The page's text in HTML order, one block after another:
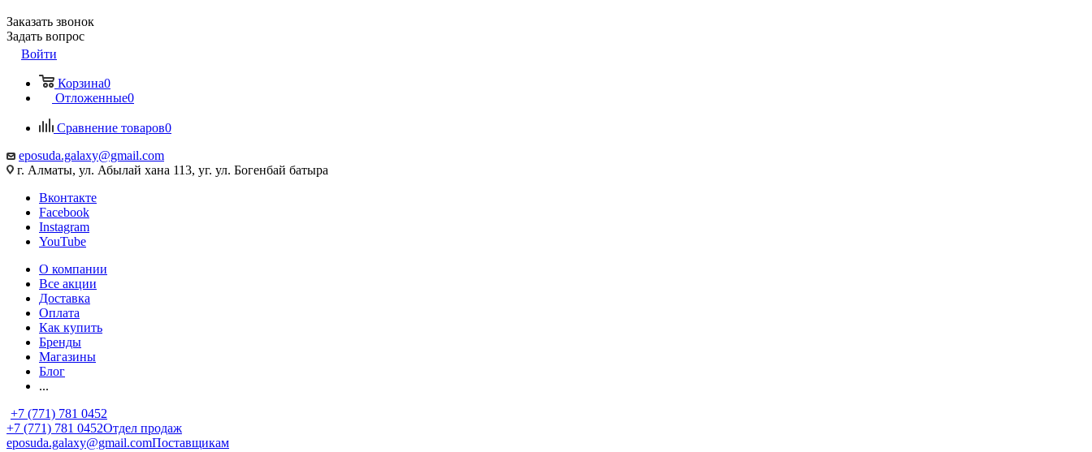
Заказать звонок
Задать вопрос
Войти
Корзина0
Отложенные0
Сравнение товаров0
eposuda.galaxy@gmail.com
г. Алматы, ул. Абылай хана 113, уг. ул. Богенбай батыра
Вконтакте
Facebook
Instagram
YouTube
О компании
Все акции
Доставка
Оплата
Как купить
Бренды
Магазины
Блог
...
+7 (771) 781 0452
+7 (771) 781 0452Отдел продаж
eposuda.galaxy@gmail.comПоставщикам